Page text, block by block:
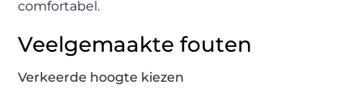
comfortabel.
Veelgemaakte fouten
Verkeerde hoogte kiezen